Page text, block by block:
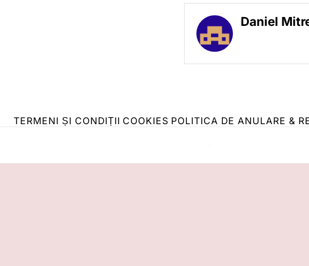
Daniel
TERMENI ȘI CONDIȚII COOKIES POLITICA DE ANULARE &